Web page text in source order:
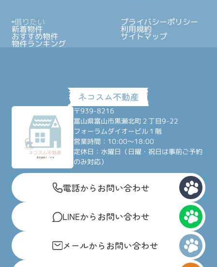
借りたい
新着物件
おすすめ物件
物件ランキング
プライバシーポリシー
利用規約
サイトマップ
〒939-8216
富山県富山市黒瀬北町２丁目9-22
フォーラムダイオービル１階
営業時間：10:00～18:00
定休日：水曜日（日曜・祝日は事前ご予約
のみ対応）
電話からお問い合わせ
LINEからお問い合わせ
メールからお問い合わせ